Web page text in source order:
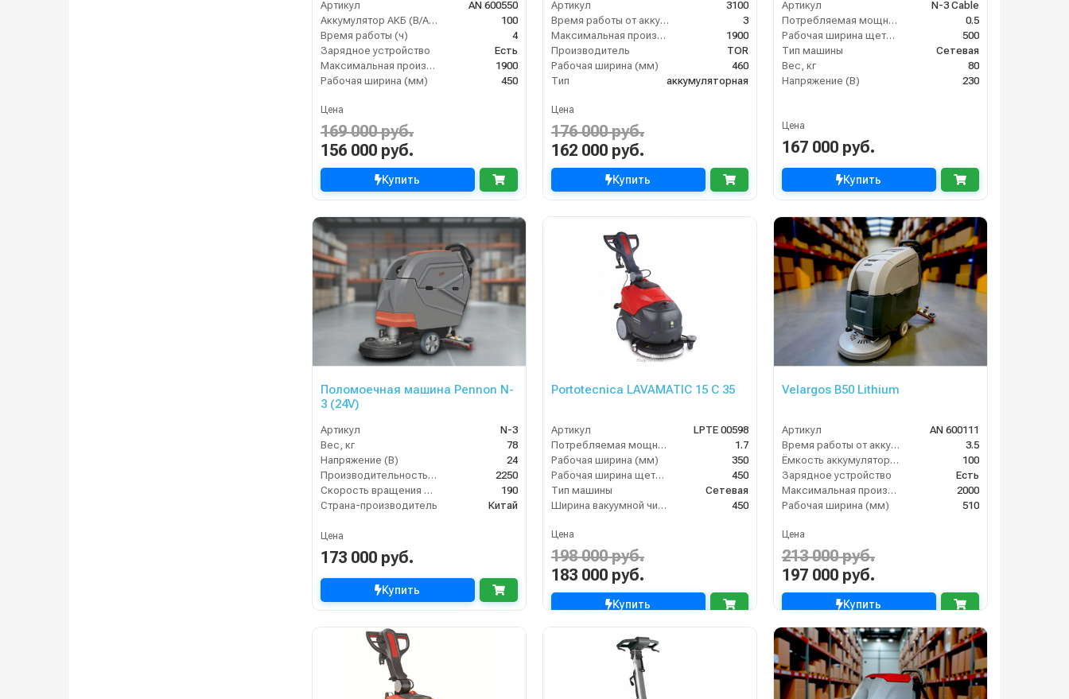
Артикул
AN 600550
Аккумулятор АКБ (В/А·ч)
100
Время работы (ч)
4
Зарядное устройство
Есть
Максимальная производительность (кв.м/час)
1900
Рабочая ширина (мм)
450
Цена
169 000 руб.
156 000 руб.
Купить
Артикул
3100
Время работы от аккумуляторов (ч)
3
Максимальная производительность (кв.м/час)
1900
Производитель
TOR
Рабочая ширина (мм)
460
Тип
аккумуляторная
Цена
176 000 руб.
162 000 руб.
Купить
Артикул
N-3 Cable
Потребляемая мощность (кВт)
0.5
Рабочая ширина щеток (мм)
500
Тип машины
Сетевая
Вес, кг
80
Напряжение (В)
230
Цена
167 000 руб.
Купить
Поломоечная машина Pennon N-
3 (24V)
Артикул
N-3
Вес, кг
78
Напряжение (В)
24
Производительность по площади (м2/ч)
2250
Скорость вращения щётки (об/мин)
190
Страна-производитель
Китай
Цена
173 000 руб.
Купить
Portotecnica LAVAMATIC 15 C 35
Артикул
LPTE 00598
Потребляемая мощность (кВт)
1.7
Рабочая ширина (мм)
350
Рабочая ширина щеток (мм)
450
Тип машины
Сетевая
Ширина вакуумной чистки (мм)
450
Цена
198 000 руб.
183 000 руб.
Купить
Velargos B50 Lithium
Артикул
AN 600111
Время работы от аккумуляторов (ч)
3.5
Ёмкость аккумулятора (Ач)
100
Зарядное устройство
Есть
Максимальная производительность (кв.м/час)
2000
Рабочая ширина (мм)
510
Цена
213 000 руб.
197 000 руб.
Купить